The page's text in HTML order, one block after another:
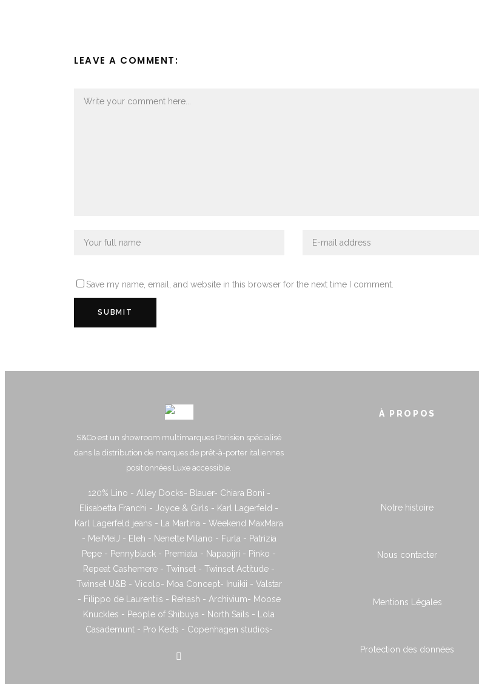
LEAVE A COMMENT:
Save my name, email, and website in this browser for the next time I comment.
S&Co est un showroom multimarques Parisien spécialisé
dans la distribution de marques de prêt-à-porter italiennes
positionnées Luxe accessible.
120% Lino - Alley Docks- Blauer- Chiara Boni -
Elisabetta Franchi - Joyce & Girls - Karl Lagerfeld -
Karl Lagerfeld jeans - La Martina - Weekend MaxMara
- MeiMeiJ - Eleh - Nenette Milano - Furla - Patrizia
Pepe - Pennyblack - Premiata - Napapijri - Pinko -
Repeat Cashemere - Twinset - Twinset Actitude -
Twinset U&B - Vicolo- Moa Concept- Inuikii - Valstar
- Filippo de Laurentiis - Rehash - Archivium- Moose
Knuckles - People of Shibuya - North Sails - Lola
Casademunt - Pro Keds - Copenhagen studios-
À PROPOS
Notre histoire
Nous contacter
Mentions Légales
Protection des données